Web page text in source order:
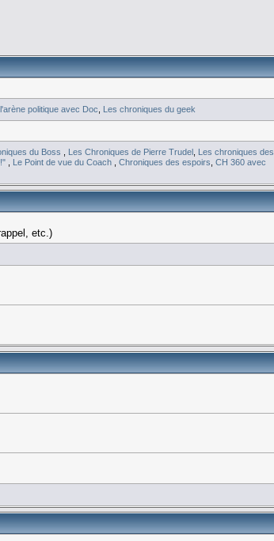
politique avec Doc Les chroniques du geek
du Boss Les Chroniques de Pierre Trudel
Les chroniques des
Le Point de vue du Coach ,Chroniques des espoirs ,CH 360 avec
etc.)